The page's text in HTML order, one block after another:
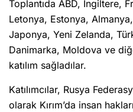
Toplantıda ABD, İngiltere,
Letonya, Estonya,
Japonya, Yeni Zelanda,
Danimarka, Moldova ve
katılım sağladılar.
Katılımcılar, Rusya
olarak Kırım’da insan